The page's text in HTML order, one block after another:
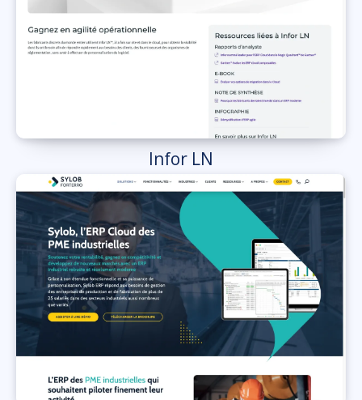
Infor LN